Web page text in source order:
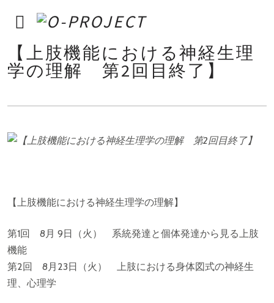
【上肢機能における神経生理
学の理解 第2回目終了】
【上肢機能における神経生理学の理解】
第1回 8月 9日（火） 系統発達と個体発達から見る上肢
機能
第2回 8月23日（火） 上肢における身体図式の神経生
理、心理学